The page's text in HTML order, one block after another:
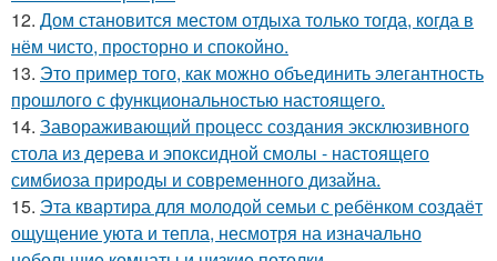
12. Дом становится местом отдыха только тогда, когда в
нём чисто, просторно и спокойно.
13. Это пример того, как можно объединить элегантность
прошлого с функциональностью настоящего.
14. Завораживающий процесс создания эксклюзивного
стола из дерева и эпоксидной смолы - настоящего
симбиоза природы и современного дизайна.
15. Эта квартира для молодой семьи с ребёнком создаёт
ощущение уюта и тепла, несмотря на изначально